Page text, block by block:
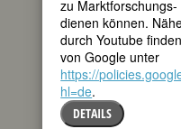
zu
dienen können.
durch Youtube
von Google unter
https://
hl=de.
DETAILS